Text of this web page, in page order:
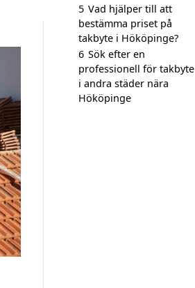
5 Vad hjälper till att
bestämma priset på
takbyte i Hököpinge?
6 Sök efter en
professionell för takbyte
i andra städer nära
Hököpinge